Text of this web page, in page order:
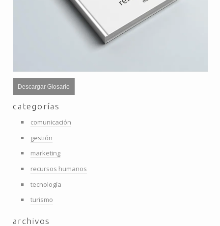
Descargar Glosario
categorías
comunicación
gestión
marketing
recursos humanos
tecnología
turismo
archivos